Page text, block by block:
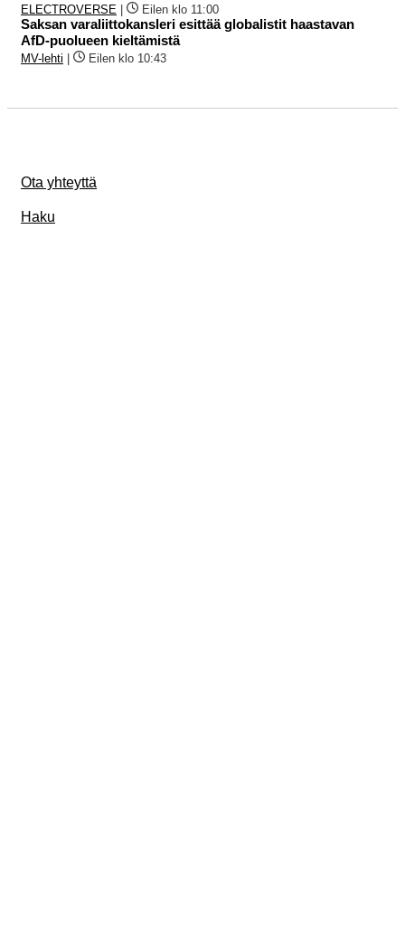
ELECTROVERSE | Eilen klo 11:00
Saksan varaliittokansleri esittää globalistit haastavan
AfD-puolueen kieltämistä
MV-lehti | Eilen klo 10:43
Ota yhteyttä
Haku